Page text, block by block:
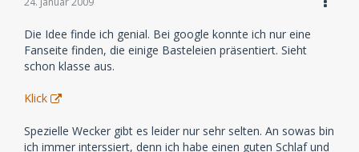
Die Idee finde ich genial. Bei google konnte ich nur eine
Fanseite finden, die einige Basteleien präsentiert. Sieht
schon klasse aus.
Klick
Spezielle Wecker gibt es leider nur sehr selten. An sowas bin
ich immer interssiert, denn ich habe einen guten Schlaf und